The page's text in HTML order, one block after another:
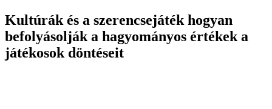
Kultúrák és a szerencsejáték hogyan
befolyásolják a hagyományos értékek a
játékosok döntéseit